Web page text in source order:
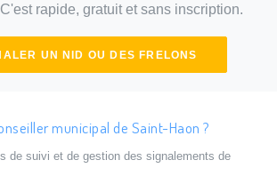
rapide, gratuit et sans inscription.
UN NID OU DES FRELONS
municipal de Saint-Haon ?
de suivi et de gestion des signalements de